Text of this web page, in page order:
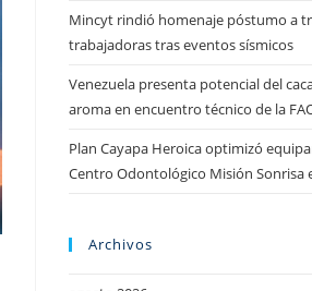
Mincyt rindió homenaje póstumo a
trabajadoras tras eventos sísmicos
Venezuela presenta potencial del
aroma en encuentro técnico de la
Plan Cayapa Heroica optimizó
Centro Odontológico Misión Sonrisa
Archivos